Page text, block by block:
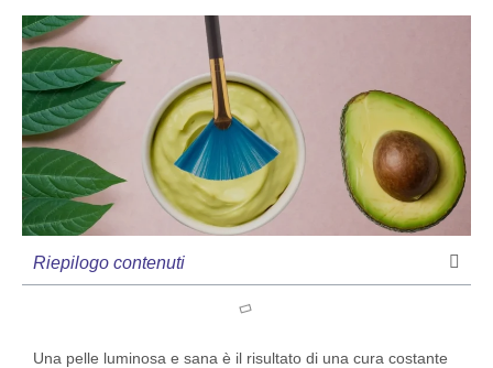
Riepilogo contenuti
Una pelle luminosa e sana è il risultato di una cura costante